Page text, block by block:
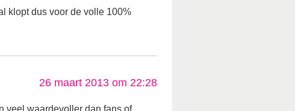
klopt dus voor de volle 100%
26 maart 2013 om 22:28
veel waardevoller dan fans of